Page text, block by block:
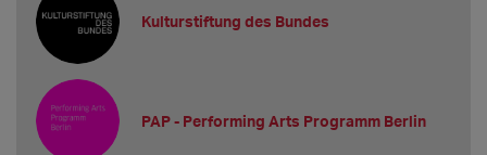
Kulturstiftung des Bundes
PAP - Performing Arts Programm Berlin